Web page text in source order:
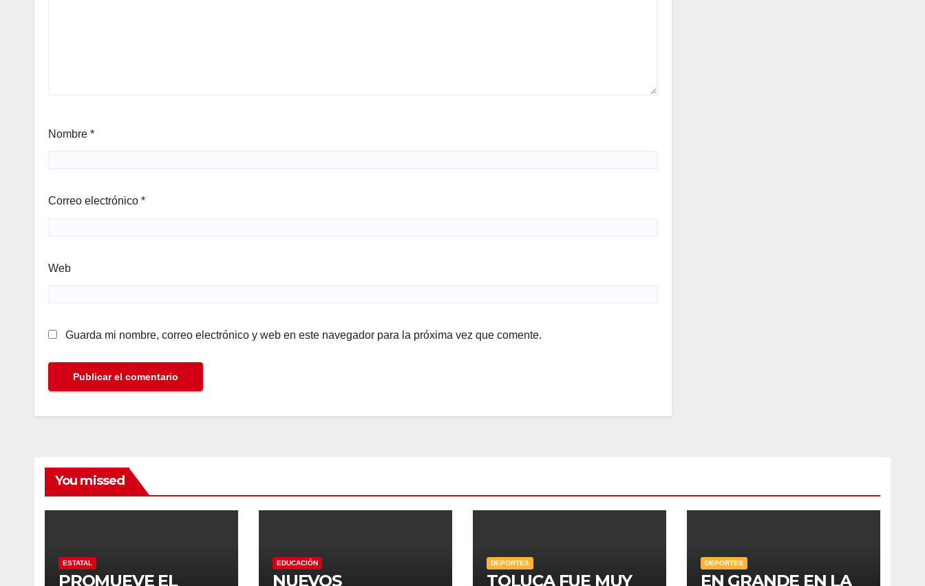
Nombre *
Correo electrónico *
Web
Guarda mi nombre, correo electrónico y web en este navegador para la próxima vez que comente.
You missed
ESTATAL
PROMUEVE EL
EDUCACIÓN
NUEVOS
DEPORTES
TOLUCA FUE MUY
DEPORTES
EN GRANDE EN LA